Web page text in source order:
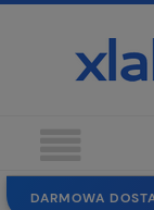
DARMOWA